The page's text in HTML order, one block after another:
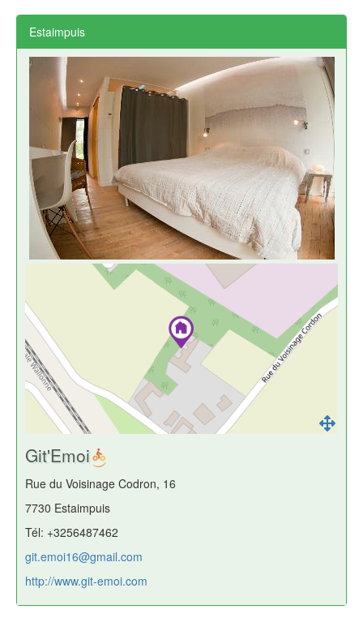
Estaimpuis
Git'Emoi
Rue du Voisinage Codron, 16
7730 Estaimpuis
Tél: +3256487462
git.emoi16@gmail.com
http://www.git-emoi.com